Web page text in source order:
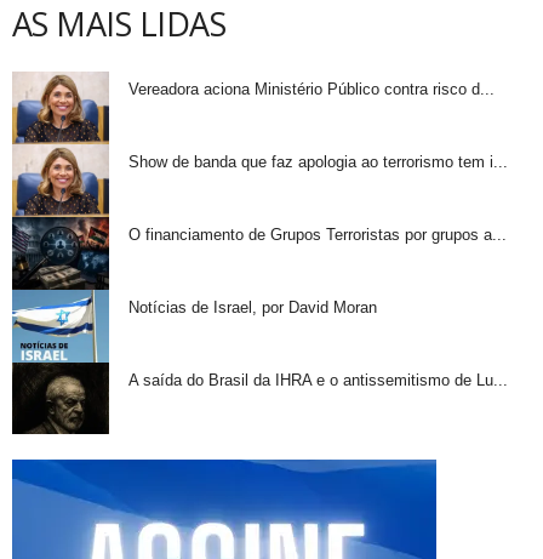
AS MAIS LIDAS
Vereadora aciona Ministério Público contra risco d...
Show de banda que faz apologia ao terrorismo tem i...
O financiamento de Grupos Terroristas por grupos a...
Notícias de Israel, por David Moran
A saída do Brasil da IHRA e o antissemitismo de Lu...